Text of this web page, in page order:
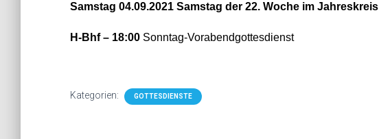
Samstag 04.09.2021 Samstag der 22. Woche im Jahreskreis
H-Bhf – 18:00 Sonntag-Vorabendgottesdienst
Kategorien: GOTTESDIENSTE